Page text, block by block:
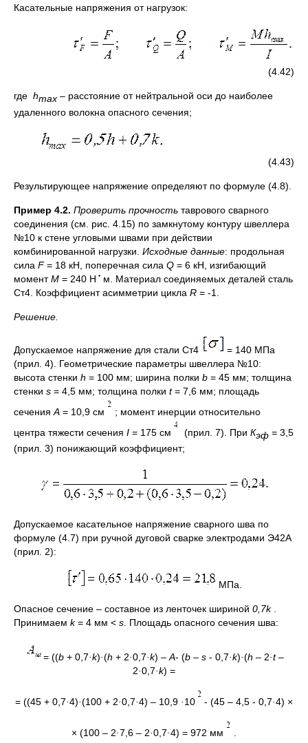
Касательные напряжения от нагрузок:
(4.42)
где hmax – расстояние от нейтральной оси до наиболее
удаленного волокна опасного сечения;
(4.43)
Результирующее напряжение определяют по формуле (4.8).
Пример 4.2. Проверить прочность таврового сварного
соединения (см. рис. 4.15) по замкнутому контуру швеллера
№10 к стене угловыми швами при действии
комбинированной нагрузки. Исходные данные: продольная
сила F= 18 кН, поперечная сила Q = 6 кН, изгибающий
моментM = 240 Н
м. Материал соединяемых деталей сталь
Ст4. Коэффициент асимметрии цикла R = -1.
Решение.
Допускаемое напряжение для стали Ст4
= 140 МПа
(прил. 4). Геометрические параметры швеллера №10:
высота стенки h = 100 мм; ширина полки b = 45 мм; толщина
стенки s = 4,5 мм; толщина полки t= 7,6 мм; площадь
сечения А = 10,9 см
; момент инерции относительно
центра тяжести сечения I = 175 см (прил. 7). При Кэф = 3,5
(прил. 3) понижающий коэффициент;
Допускаемое касательное напряжение сварного шва по
формуле (4.7) при ручной дуговой сварке электродами Э42А
(прил. 2):
МПа.
Опасное сечение – составное из ленточек шириной 0,7k.
Принимаем k= 4 мм < s. Площадь опасного сечения шва:
= ((b + 0,7·k)·(h + 2·0,7·k) –A- (b – s - 0,7·k)·(h – 2·t–
2·0,7·k) =
= ((45 + 0,7·4)·(100 + 2·0,7·4) – 10,9 ·10 - (45 – 4,5 - 0,7·4) ×
× (100 – 2·7,6 – 2·0,7·4) = 972 мм .